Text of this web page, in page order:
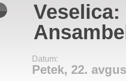
Veselica:
Datum:
Petek, 22.